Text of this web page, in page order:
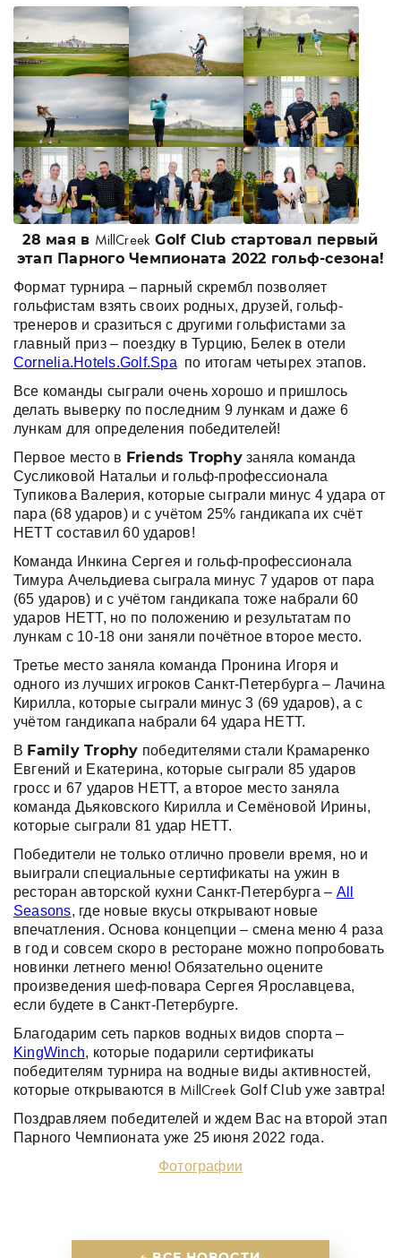
28 мая в MillCreek Golf Club стартовал первый
этап Парного Чемпионата 2022 гольф-сезона!
Формат турнира – парный скрембл позволяет
гольфистам взять своих родных, друзей, гольф-
тренеров и сразиться с другими гольфистами за
главный приз – поездку в Турцию, Белек в отели
Cornelia.Hotels.Golf.Spaпо итогам четырех этапов.
Все команды сыграли очень хорошо и пришлось
делать выверку по последним 9 лункам и даже 6
лункам для определения победителей!
Первое место в Friends Trophyзаняла команда
Сусликовой Натальи и гольф-профессионала
Тупикова Валерия, которые сыграли минус 4 удара от
пара (68 ударов) и с учётом 25% гандикапа их счёт
НЕТТ составил 60 ударов!
Команда Инкина Сергея и гольф-профессионала
Тимура Ачельдиева сыграла минус 7 ударов от пара
(65 ударов) и с учётом гандикапа тоже набрали 60
ударов НЕТТ, но по положению и результатам по
лункам с 10-18 они заняли почётное второе место.
Третье место заняла команда Пронина Игоря и
одного из лучших игроков Санкт-Петербурга – Лачина
Кирилла, которые сыграли минус 3 (69 ударов), а с
учётом гандикапа набрали 64 удара НЕТТ.
В FamilyTrophy победителями стали Крамаренко
Евгений и Екатерина, которые сыграли 85 ударов
гросс и 67 ударов НЕТТ, а второе место заняла
команда Дьяковского Кирилла и Семёновой Ирины,
которые сыграли 81 удар НЕТТ.
Победители не только отлично провели время, но и
выиграли специальные сертификаты на ужин в
ресторан авторской кухни Санкт-Петербурга – All
Seasons, где новые вкусы открывают новые
впечатления. Основа концепции – смена меню 4 раза
в год и совсем скоро в ресторане можно попробовать
новинки летнего меню! Обязательно оцените
произведения шеф-повара Сергея Ярославцева,
если будете в Санкт-Петербурге.
Благодарим сеть парков водных видов спорта –
KingWinch, которые подарили сертификаты
победителям турнира на водные виды активностей,
которые открываются в MillCreekGolf Club уже завтра!
Поздравляем победителей и ждем Вас на второй этап
Парного Чемпионата уже 25 июня 2022 года.
Фотографии